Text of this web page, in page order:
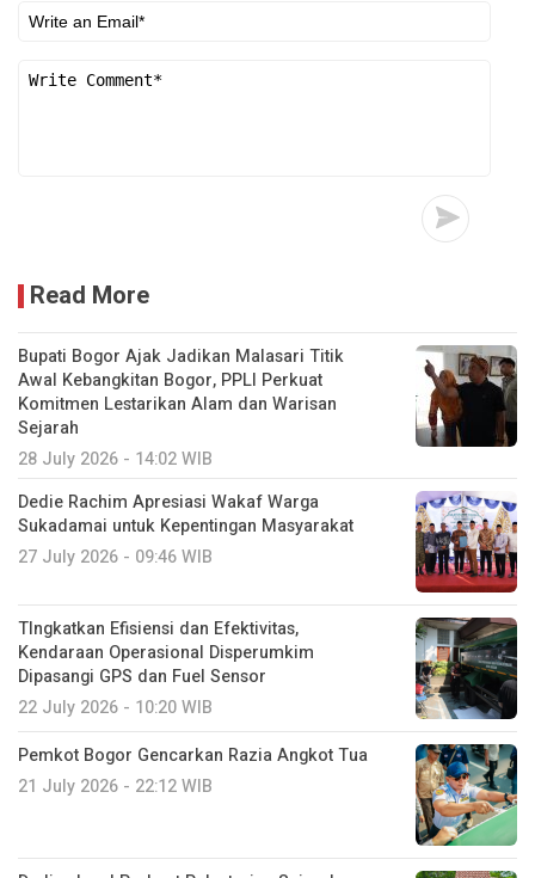
Read More
Bupati Bogor Ajak Jadikan Malasari Titik
Awal Kebangkitan Bogor, PPLI Perkuat
Komitmen Lestarikan Alam dan Warisan
Sejarah
28 July 2026 - 14:02 WIB
Dedie Rachim Apresiasi Wakaf Warga
Sukadamai untuk Kepentingan Masyarakat
27 July 2026 - 09:46 WIB
TIngkatkan Efisiensi dan Efektivitas,
Kendaraan Operasional Disperumkim
Dipasangi GPS dan Fuel Sensor
22 July 2026 - 10:20 WIB
Pemkot Bogor Gencarkan Razia Angkot Tua
21 July 2026 - 22:12 WIB